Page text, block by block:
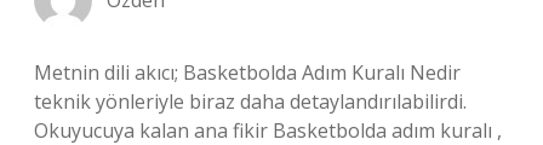
Metnin dili akıcı; Basketbolda Adım Kuralı Nedir
teknik yönleriyle biraz daha detaylandırılabilirdi.
Okuyucuya kalan ana fikir Basketbolda adım kuralı ,